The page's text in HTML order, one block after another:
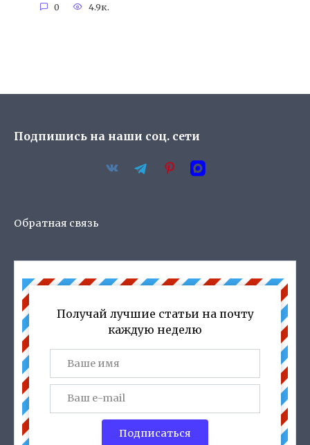
0 4.9к.
Подпишись на наши соц. сети
Обратная связь
Получай лучшие статьи на почту
каждую неделю
Подписаться